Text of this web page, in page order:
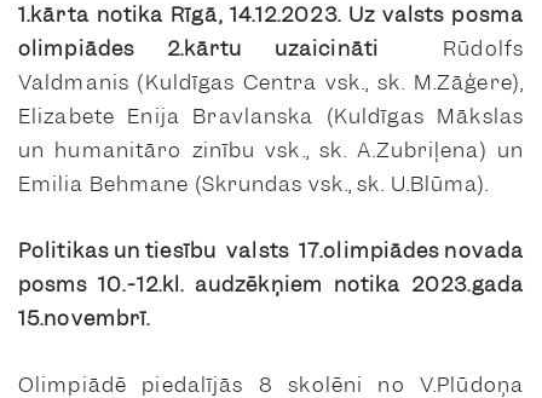
1.kārta notika Rīgā, 14.12.2023. Uz valsts posma
olimpiādes 2.kārtu uzaicināti Rūdolfs
Valdmanis (Kuldīgas Centra vsk., sk. M.Zāģere),
Elizabete Enija Bravlanska (Kuldīgas Mākslas
un humanitāro zinību vsk., sk. A.Zubriļena) un
Emilia Behmane (Skrundas vsk., sk. U.Blūma).
Politikas un tiesību valsts 17.olimpiādes novada
posms 10.-12.kl. audzēkņiem notika 2023.gada
15.novembrī.
Olimpiādē piedalījās 8 skolēni no V.Plūdoņa